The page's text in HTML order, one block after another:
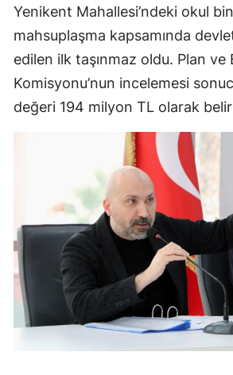
Yenikent Mahallesi’ndeki okul
mahsuplaşma kapsamında
edilen ilk taşınmaz oldu. Plan ve
Komisyonu’nun incelemesi
değeri 194 milyon TL olarak